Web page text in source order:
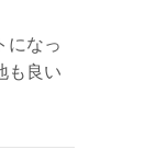
になっ
も良い